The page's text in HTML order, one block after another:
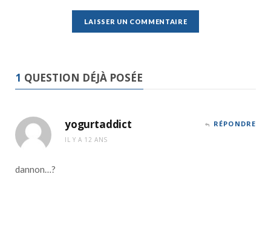
1 QUESTION DÉJÀ POSÉE
yogurtaddict
IL Y A 12 ANS
RÉPONDRE
dannon…?